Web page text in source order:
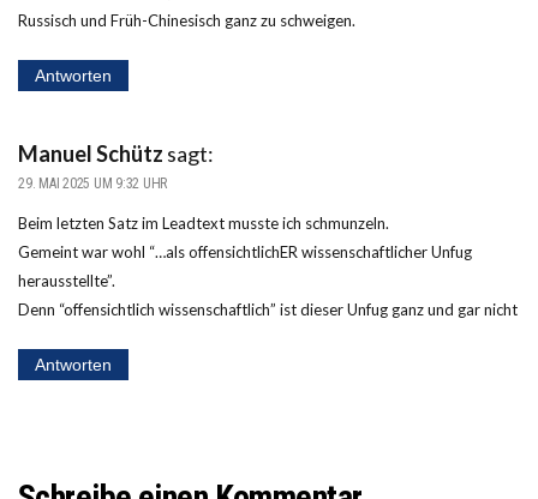
Russisch und Früh-Chinesisch ganz zu schweigen.
Antworten
Manuel Schütz sagt:
29. MAI 2025 UM 9:32 UHR
Beim letzten Satz im Leadtext musste ich schmunzeln.
Gemeint war wohl “…als offensichtlichER wissenschaftlicher Unfug
herausstellte”.
Denn “offensichtlich wissenschaftlich” ist dieser Unfug ganz und gar nicht
Antworten